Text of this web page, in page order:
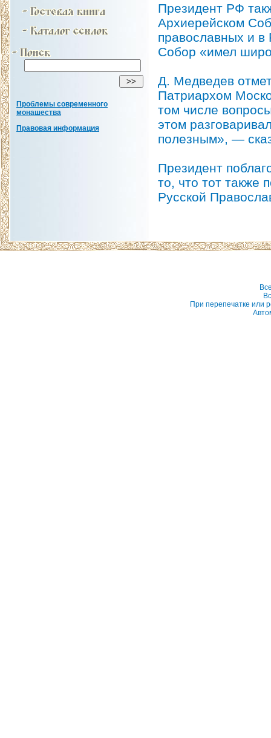
Проблемы современного
монашества
Правовая информация
Президент РФ
Архиерейском
православных и в
Собор «имел
Д. Медведев
Патриархом
том числе
этом
полезным», —
Президент
то, что тот также
Русской
При перепечатке или